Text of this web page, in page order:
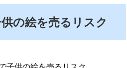
の絵を売るリスク